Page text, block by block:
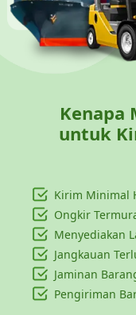
Kenapa
untuk
Kirim Minimal
Ongkir
Menyediakan
Jangkauan
Jaminan
Pengiriman